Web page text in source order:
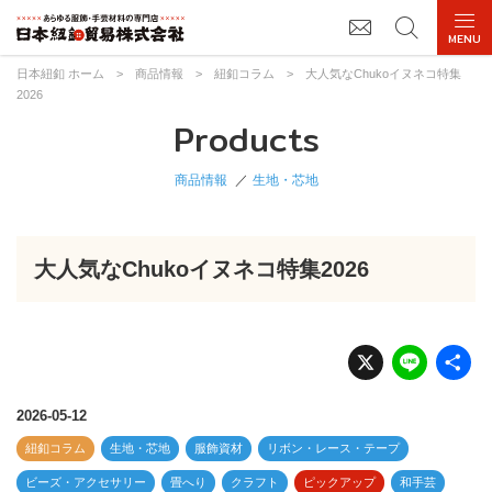
日本紐釦 ホーム > 商品情報 > 紐釦コラム >
大人気なChukoイヌネコ特集
2026
Products
商品情報 生地・芯地
大人気なChukoイヌネコ特集2026
X Li
n
2026-05-12
紐釦コラム 生地・芯地 服飾資材 リボン・レース・テープ
ビーズ・アクセサリー 畳へり クラフト ピックアップ 和手芸